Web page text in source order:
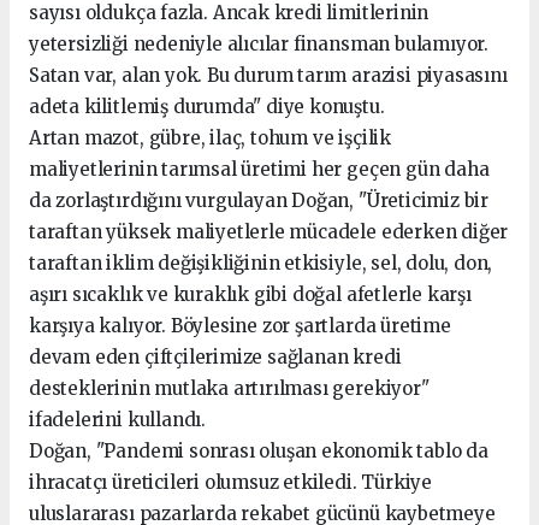
sayısı oldukça fazla. Ancak kredi limitlerinin
yetersizliği nedeniyle alıcılar finansman bulamıyor.
Satan var, alan yok. Bu durum tarım arazisi piyasasını
adeta kilitlemiş durumda" diye konuştu.
Artan mazot, gübre, ilaç, tohum ve işçilik
maliyetlerinin tarımsal üretimi her geçen gün daha
da zorlaştırdığını vurgulayan Doğan, "Üreticimiz bir
taraftan yüksek maliyetlerle mücadele ederken diğer
taraftan iklim değişikliğinin etkisiyle, sel, dolu, don,
aşırı sıcaklık ve kuraklık gibi doğal afetlerle karşı
karşıya kalıyor. Böylesine zor şartlarda üretime
devam eden çiftçilerimize sağlanan kredi
desteklerinin mutlaka artırılması gerekiyor"
ifadelerini kullandı.
Doğan, "Pandemi sonrası oluşan ekonomik tablo da
ihracatçı üreticileri olumsuz etkiledi. Türkiye
uluslararası pazarlarda rekabet gücünü kaybetmeye